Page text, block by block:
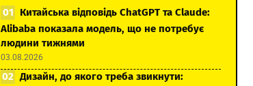
Китайська відповідь ChatGPT та Claude:
Alibaba показала модель, що не потребує
людини тижнями
03.08.2026
Дизайн, до якого треба звикнути: